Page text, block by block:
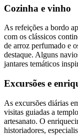
Cozinha e vinho
As refeições a bordo
com os clássicos
de arroz perfumado e
destaque. Alguns
jantares temáticos
Excursões e
As excursões diárias
visitas guiadas a
artesanato. O
historiadores,